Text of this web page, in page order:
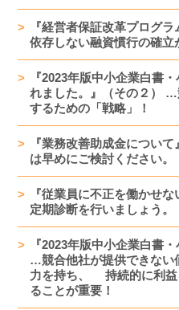
『経営者保証改革プログ
依存しない融資慣行の確立
『2023年版中小企業白書
れました。』（その２）
するための「戦略」！
『業務改善助成金につい
は早めにご検討ください。
『従業員に不正を働かせ
定期診断を行いましょう。
『2023年版中小企業白書
…競合他社が提供できない
力を持ち、 持続的に利益
ることが重要！